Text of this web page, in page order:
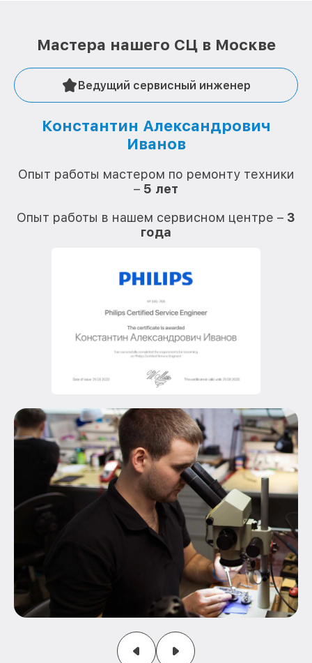
Мастера нашего СЦ в Москве
Ведущий сервисный инженер
Константин Александрович
Иванов
Опыт работы мастером по ремонту техники
– 5 лет
Опыт работы в нашем сервисном центре – 3
года